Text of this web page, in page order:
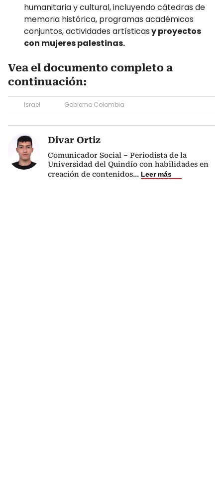
humanitaria y cultural, incluyendo cátedras de
memoria histórica, programas académicos
conjuntos, actividades artísticasy proyectos
con mujeres palestinas.
Vea el documento completo a
continuación:
Israel Gobierno Colombia
Divar Ortiz
Comunicador Social – Periodista de la
Universidad del Quindío con habilidades en
creación de contenidos... Leer más